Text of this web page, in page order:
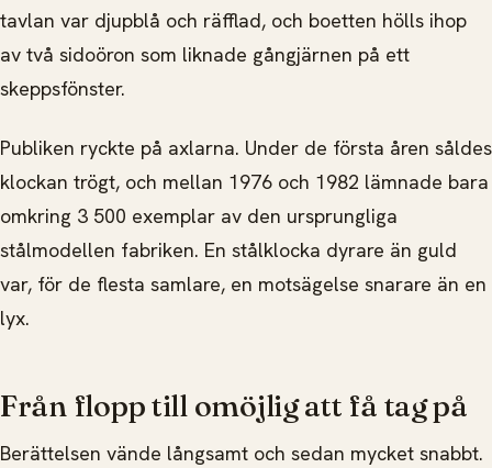
tavlan var djupblå och räfflad, och boetten hölls ihop
av två sidoöron som liknade gångjärnen på ett
skeppsfönster.
Publiken ryckte på axlarna. Under de första åren såldes
klockan trögt, och mellan 1976 och 1982 lämnade bara
omkring 3 500 exemplar av den ursprungliga
stålmodellen fabriken. En stålklocka dyrare än guld
var, för de flesta samlare, en motsägelse snarare än en
lyx.
Från flopp till omöjlig att få tag på
Berättelsen vände långsamt och sedan mycket snabbt.